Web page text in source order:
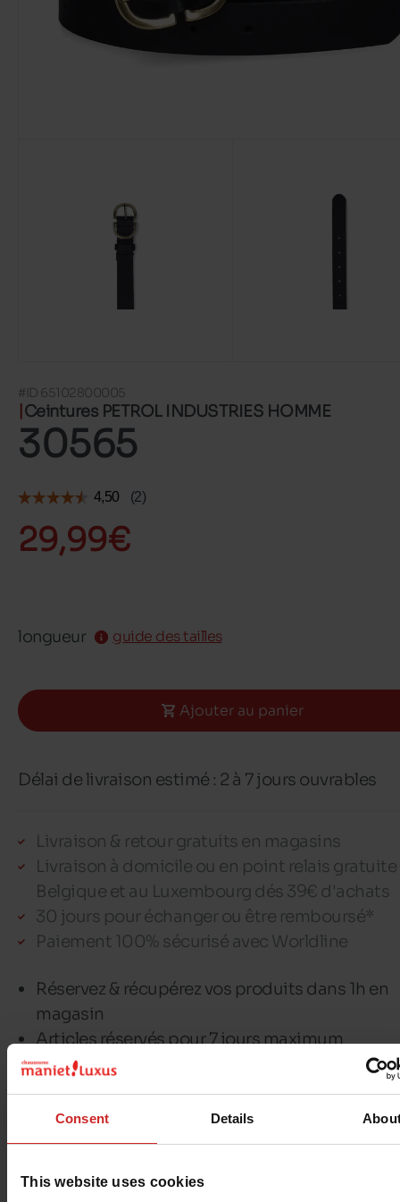
Consent Details
This website uses cookies
#ID 65102800005
Ceintures PETROL INDUSTRIES HOMME
30565
29,99€
longueur guide des tailles
Ajouter au panier
Délai de livraison estimé : 2 à 7 jours ouvrables
Livraison & retour gratuits en magasins
Livraison à domicile ou en point relais gratuite
Belgique et au Luxembourg dés 39€ d'achats
30 jours pour échanger ou être remboursé*
Paiement 100% sécurisé avec Worldline
Réservez & récupérez vos produits dans 1h en
magasin
Articles réservés pour 7 jours maximum
Maximum 3 réservations ouvertes par client